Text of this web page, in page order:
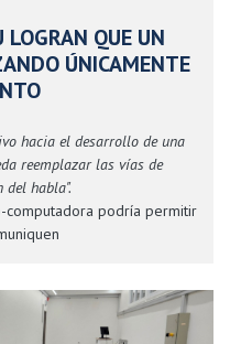
QUE UN
ÚNICAMENTE
hacia el desarrollo de una
reemplazar las vías de
habla".
computadora podría permitir